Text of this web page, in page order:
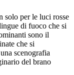
solo per le luci rosse
di fuoco che si
sono il
che si
scenografia
del brano